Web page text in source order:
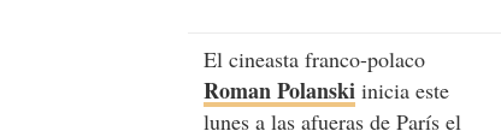
El cineasta franco-polaco
Roman Polanski inicia este
lunes a las afueras de París el